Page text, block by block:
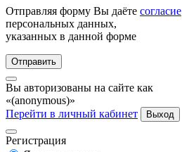
Отправляя форму Вы даёте согласие
персональных данных,
указанных в данной форме
Отправить
Вы авторизованы на сайте как
«(anonymous)»
Перейти в личный кабинет
Выход
Регистрация